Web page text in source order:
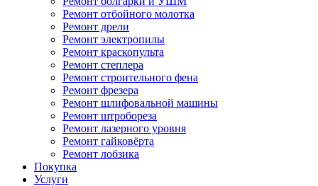
Ремонт отбойного молотка
Ремонт дрели
Ремонт электропилы
Ремонт краскопульта
Ремонт степлера
Ремонт строительного фена
Ремонт фрезера
Ремонт шлифовальной машины
Ремонт штробореза
Ремонт лазерного уровня
Ремонт гайковёрта
Ремонт лобзика
Покупка
Услуги